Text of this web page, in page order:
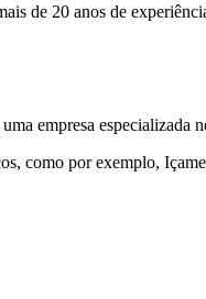
de 20 anos de
empresa especializada
como por exemplo,